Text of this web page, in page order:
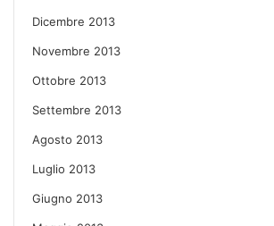
Dicembre 2013
Novembre 2013
Ottobre 2013
Settembre 2013
Agosto 2013
Luglio 2013
Giugno 2013